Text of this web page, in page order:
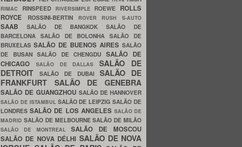
RIMAC RINSPEED RIVERSIMPLE ROEWE ROLLS
ROYCE
ROSSINI-BERTIN ROVER RUSH S-AUTO
SAAB SALÃO DE BANGKOKSALÃO DE
BARCELONA SALÃO DE BOLONHASALÃO DE
BRUXELAS SALÃO DE BUENOS AIRES SALÃO
DE BUSAN SALÃO DE CHENGDU SALÃO DE
CHICAGO
SALÃO DE DALLASSALÃO DE
DETROIT
SALÃO DE DUBAI SALÃO DE
FRANKFURT SALÃO DE GENEBRA
SALÃO DE GUANGZHOU SALÃO DE HANNOVER
SALÃO DE ISTAMBUL SALÃO DE LEIPZIGSALÃO DE
LONDRESSALÃO DE LOS ANGELES SALÃO DE
MADRID SALÃO DE MELBOURNESALÃO DE MILÃO
SALÃO DE MONTREAL SALÃO DE MOSCOU
SALÃO DE NOVA DÉLHI SALÃO DE NOVA